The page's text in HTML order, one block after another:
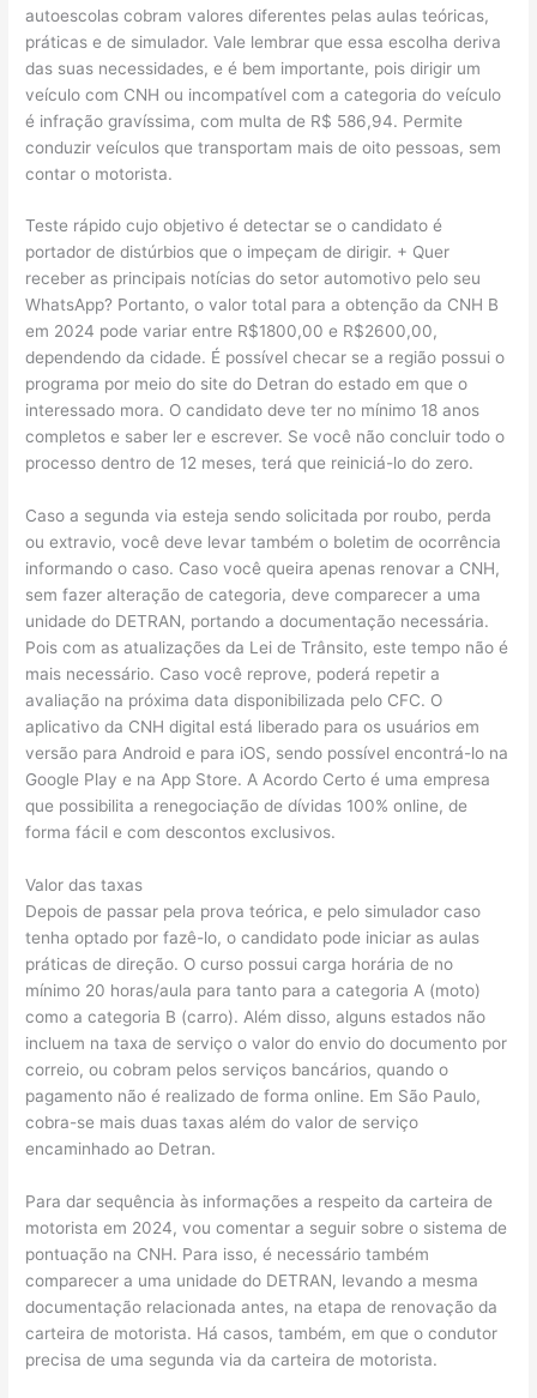
autoescolas cobram valores diferentes pelas aulas teóricas,
práticas e de simulador. Vale lembrar que essa escolha deriva
das suas necessidades, e é bem importante, pois dirigir um
veículo com CNH ou incompatível com a categoria do veículo
é infração gravíssima, com multa de R$ 586,94. Permite
conduzir veículos que transportam mais de oito pessoas, sem
contar o motorista.
Teste rápido cujo objetivo é detectar se o candidato é
portador de distúrbios que o impeçam de dirigir. + Quer
receber as principais notícias do setor automotivo pelo seu
WhatsApp? Portanto, o valor total para a obtenção da CNH B
em 2024 pode variar entre R$1800,00 e R$2600,00,
dependendo da cidade. É possível checar se a região possui o
programa por meio do site do Detran do estado em que o
interessado mora. O candidato deve ter no mínimo 18 anos
completos e saber ler e escrever. Se você não concluir todo o
processo dentro de 12 meses, terá que reiniciá-lo do zero.
Caso a segunda via esteja sendo solicitada por roubo, perda
ou extravio, você deve levar também o boletim de ocorrência
informando o caso. Caso você queira apenas renovar a CNH,
sem fazer alteração de categoria, deve comparecer a uma
unidade do DETRAN, portando a documentação necessária.
Pois com as atualizações da Lei de Trânsito, este tempo não é
mais necessário. Caso você reprove, poderá repetir a
avaliação na próxima data disponibilizada pelo CFC. O
aplicativo da CNH digital está liberado para os usuários em
versão para Android e para iOS, sendo possível encontrá-lo na
Google Play e na App Store. A Acordo Certo é uma empresa
que possibilita a renegociação de dívidas 100% online, de
forma fácil e com descontos exclusivos.
Valor das taxas
Depois de passar pela prova teórica, e pelo simulador caso
tenha optado por fazê-lo, o candidato pode iniciar as aulas
práticas de direção. O curso possui carga horária de no
mínimo 20 horas/aula para tanto para a categoria A (moto)
como a categoria B (carro). Além disso, alguns estados não
incluem na taxa de serviço o valor do envio do documento por
correio, ou cobram pelos serviços bancários, quando o
pagamento não é realizado de forma online. Em São Paulo,
cobra-se mais duas taxas além do valor de serviço
encaminhado ao Detran.
Para dar sequência às informações a respeito da carteira de
motorista em 2024, vou comentar a seguir sobre o sistema de
pontuação na CNH. Para isso, é necessário também
comparecer a uma unidade do DETRAN, levando a mesma
documentação relacionada antes, na etapa de renovação da
carteira de motorista. Há casos, também, em que o condutor
precisa de uma segunda via da carteira de motorista.